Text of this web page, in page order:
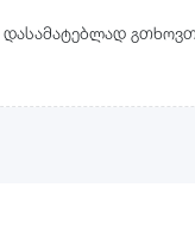
დასამატებლად